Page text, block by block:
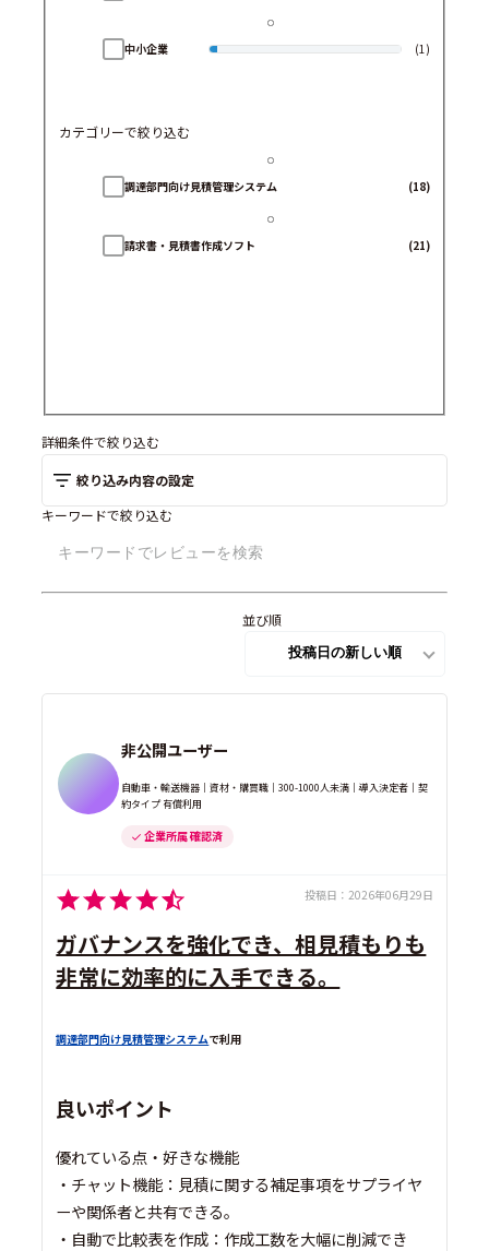
中小企業 (1)
カテゴリーで絞り込む
調達部門向け見積管理システム (18)
請求書・見積書作成ソフト (21)
詳細条件で絞り込む
絞り込み内容の設定
キーワードで絞り込む
並び順
非公開ユーザー
自動車・輸送機器｜資材・購買職｜300-1000人未満｜導入決定者｜契
約タイプ 有償利用
企業所属 確認済
投稿日： 2026年06月29日
ガバナンスを強化でき、相見積もりも
非常に効率的に入手できる。
調達部門向け見積管理システムで利用
良いポイント
優れている点・好きな機能
・チャット機能：見積に関する補足事項をサプライヤ
ーや関係者と共有できる。
・自動で比較表を作成：作成工数を大幅に削減でき